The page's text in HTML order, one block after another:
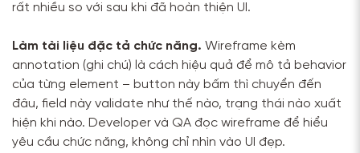
rất nhiều so với sau khi đã hoàn thiện UI.
Làm tài liệu đặc tả chức năng. Wireframe kèm
annotation (ghi chú) là cách hiệu quả để mô tả behavior
của từng element – button này bấm thì chuyển đến
đâu, field này validate như thế nào, trạng thái nào xuất
hiện khi nào. Developer và QA đọc wireframe để hiểu
yêu cầu chức năng, không chỉ nhìn vào UI đẹp.